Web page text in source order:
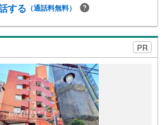
する （通話料無料）
PR